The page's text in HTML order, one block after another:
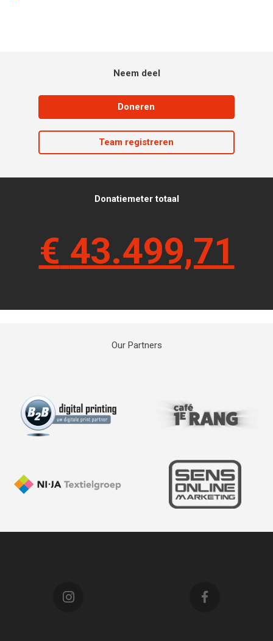
Neem deel
Doneren
Team registreren
Donatiemeter totaal
€ 43.499,71
Our Partners